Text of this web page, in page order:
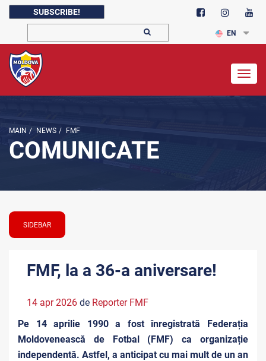
SUBSCRIBE!
EN
MAIN / NEWS / FMF
COMUNICATE
SIDEBAR
FMF, la a 36-a aniversare!
14 apr 2026 de Reporter FMF
Pe 14 aprilie 1990 a fost înregistrată Federația
Moldovenească de Fotbal (FMF) ca organizație
independentă. Astfel, a anticipat cu mai mult de un an